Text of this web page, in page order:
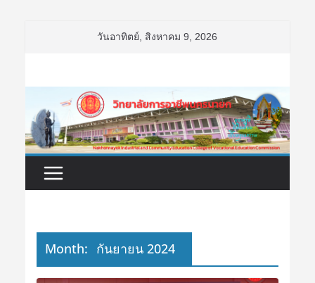
วันอาทิตย์, สิงหาคม 9, 2026
Month: กันยายน 2024